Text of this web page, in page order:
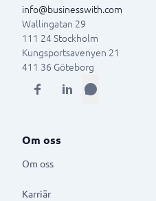
info@businesswith.com
Wallingatan 29
111 24Stockholm
Kungsportsavenyen 21
411 36 Göteborg
Om oss
Om oss
Karriär